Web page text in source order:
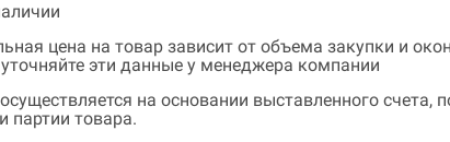
цена на товар зависит от объема закупки и
эти данные у менеджера компании
на основании выставленного счета,
партии товара.